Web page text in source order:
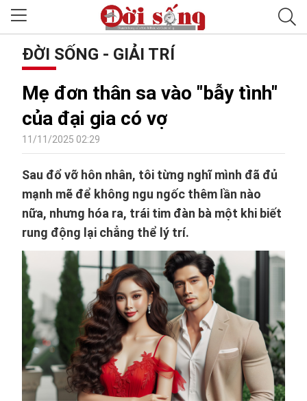
ĐỜI SỐNG - GIẢI TRÍ
Mẹ đơn thân sa vào "bẫy tình"
của đại gia có vợ
11/11/2025 02:29
Sau đổ vỡ hôn nhân, tôi từng nghĩ mình đã đủ
mạnh mẽ để không ngu ngốc thêm lần nào
nữa, nhưng hóa ra, trái tim đàn bà một khi biết
rung động lại chẳng thể lý trí.